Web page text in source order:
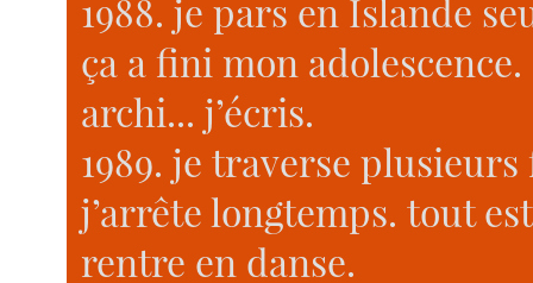
1988. je pars en Islande
ça a fini mon
archi... j’écris.
1989. je traverse plusieurs
j’arrête longtemps. tout
rentre en danse.